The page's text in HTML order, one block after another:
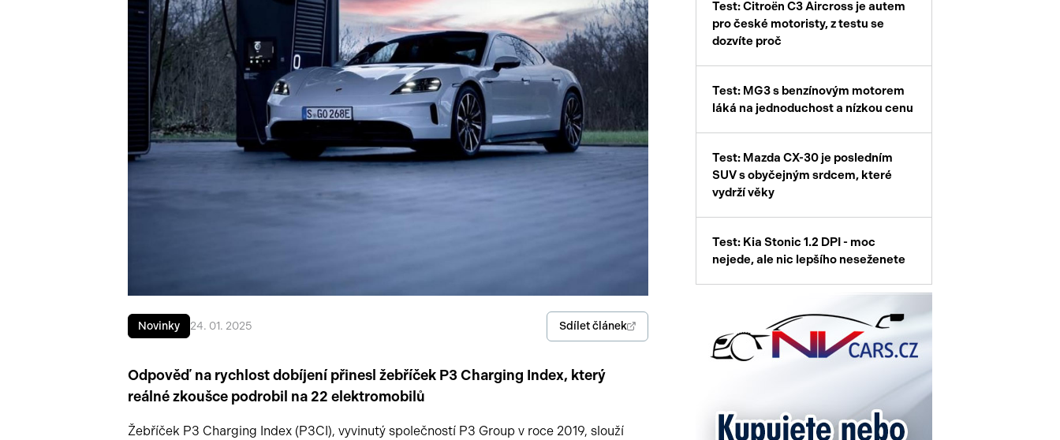
Příslušenství
Novinky 24. 01. 2025 Sdílet článek
Odpověď na rychlost dobíjení přinesl žebříček P3 Charging Index, který
reálné zkoušce podrobil na 22 elektromobilů
Žebříček P3 Charging Index (P3CI), vyvinutý společností P3 Group v roce 2019, slouží
Test: Citroën C3 Aircross je autem
pro české motoristy, z testu se
dozvíte proč
Test: MG3 s benzínovým motorem
láká na jednoduchost a nízkou cenu
Test: Mazda CX-30 je posledním
SUV s obyčejným srdcem, které
vydrží věky
Test: Kia Stonic 1.2 DPI - moc
nejede, ale nic lepšího neseženete